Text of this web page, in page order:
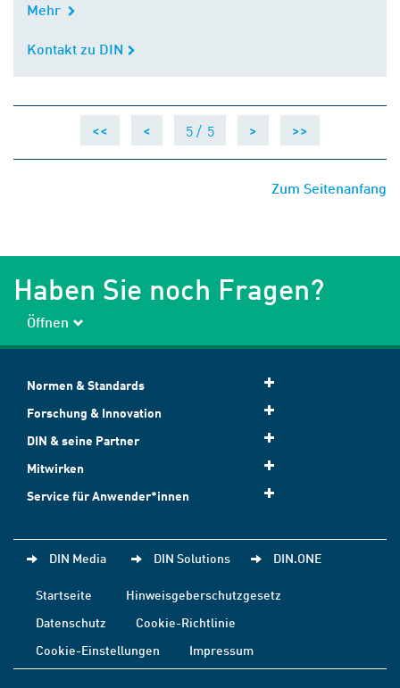
Mehr
Kontakt zu DIN
Kontakt zu DIN
<< < 5 / 5 > >>
Zum Seitenanfang
Haben Sie noch Fragen?
Öffnen
Normen & Standards
Forschung & Innovation
DIN & seine Partner
Mitwirken
Service für Anwender*innen
DIN Media DIN Solutions DIN.ONE
Startseite
Hinweisgeberschutzgesetz
Datenschutz
Cookie-Richtlinie
Cookie-Einstellungen
Impressum